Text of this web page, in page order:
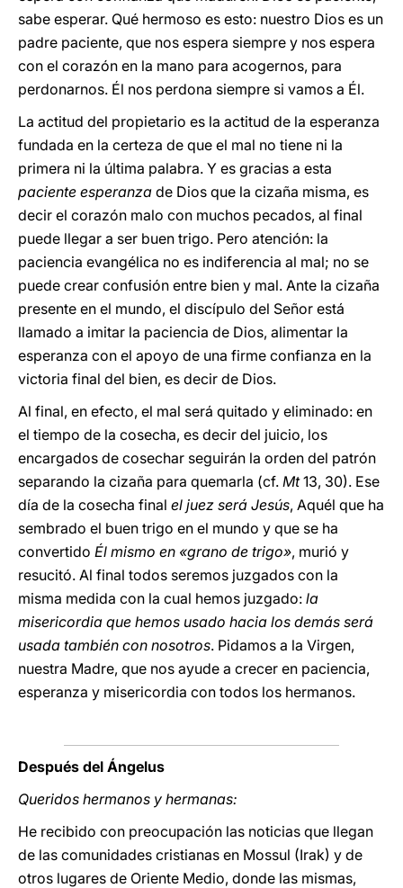
sabe esperar. Qué hermoso es esto: nuestro Dios es un
padre paciente, que nos espera siempre y nos espera
con el corazón en la mano para acogernos, para
perdonarnos. Él nos perdona siempre si vamos a Él.
La actitud del propietario es la actitud de la esperanza
fundada en la certeza de que el mal no tiene ni la
primera ni la última palabra. Y es gracias a esta
paciente esperanza de Dios que la cizaña misma, es
decir el corazón malo con muchos pecados, al final
puede llegar a ser buen trigo. Pero atención: la
paciencia evangélica no es indiferencia al mal; no se
puede crear confusión entre bien y mal. Ante la cizaña
presente en el mundo, el discípulo del Señor está
llamado a imitar la paciencia de Dios, alimentar la
esperanza con el apoyo de una firme confianza en la
victoria final del bien, es decir de Dios.
Al final, en efecto, el mal será quitado y eliminado: en
el tiempo de la cosecha, es decir del juicio, los
encargados de cosechar seguirán la orden del patrón
separando la cizaña para quemarla (cf. Mt13, 30). Ese
día de la cosecha final el juez será Jesús, Aquél que ha
sembrado el buen trigo en el mundo y que se ha
convertido Él mismo en «grano de trigo», murió y
resucitó. Al final todos seremos juzgados con la
misma medida con la cual hemos juzgado: la
misericordia que hemos usado hacia los demás será
usada también con nosotros. Pidamos a la Virgen,
nuestra Madre, que nos ayude a crecer en paciencia,
esperanza y misericordia con todos los hermanos.
Después del Ángelus
Queridos hermanos y hermanas:
He recibido con preocupación las noticias que llegan
de las comunidades cristianas en Mossul (Irak) y de
otros lugares de Oriente Medio, donde las mismas,